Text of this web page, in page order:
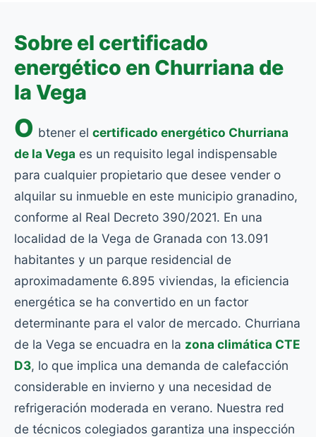
Sobre el certificado
energético en Churriana de
la Vega
O btener el certificado energético Churriana
de la Vega es un requisito legal indispensable
para cualquier propietario que desee vender o
alquilar su inmueble en este municipio granadino,
conforme al Real Decreto 390/2021. En una
localidad de la Vega de Granada con 13.091
habitantes y un parque residencial de
aproximadamente 6.895 viviendas, la eficiencia
energética se ha convertido en un factor
determinante para el valor de mercado. Churriana
de la Vega se encuadra en la zona climática CTE
D3, lo que implica una demanda de calefacción
considerable en invierno y una necesidad de
refrigeración moderada en verano. Nuestra red
de técnicos colegiados garantiza una inspección